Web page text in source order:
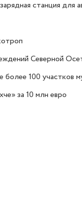
станция для
Северной
100 участков
за 10 млн евро